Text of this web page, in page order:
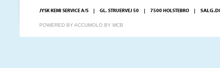
JYSK KEMI SERVICE A/S | GL. STRUERVEJ 50 | 7500 HOLSTEBRO |
POWERED BY ACCUMOLO BY MCB